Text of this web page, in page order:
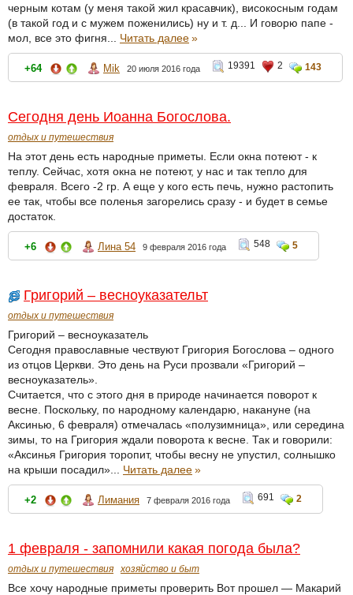
черным котам (у меня такой жил красавчик), високосным годам
(в такой год и с мужем поженились) ну и т. д... И говорю папе -
мол, все это фигня... Читать далее»
+64 Mik 20 июля 2016 года 19391 2 143
Сегодня день Иоанна Богослова.
отдых и путешествия
На этот день есть народные приметы. Если окна потеют - к
теплу. Сейчас, хотя окна не потеют, у нас и так тепло для
февраля. Всего -2 гр. А еще у кого есть печь, нужно растопить
ее так, чтобы все поленья загорелись сразу - и будет в семье
достаток.
+6 Лина 54 9 февраля 2016 года 548 5
Григорий – весноуказательт
отдых и путешествия
Григорий – весноуказатель
Сегодня православные чествуют Григория Богослова – одного
из отцов Церкви. Это день на Руси прозвали «Григорий –
весноуказатель».
Считается, что с этого дня в природе начинается поворот к
весне. Поскольку, по народному календарю, накануне (на
Аксинью, 6 февраля) отмечалась «полузимница», или середина
зимы, то на Григория ждали поворота к весне. Так и говорили:
«Аксинья Григория торопит, чтобы весну не упустил, солнышко
на крыши посадил»... Читать далее»
+2 Лимания 7 февраля 2016 года 691 2
1 февраля - запомнили какая погода была?
отдых и путешествия хозяйство и быт
Все хочу народные приметы проверить Вот прошел — Макарий